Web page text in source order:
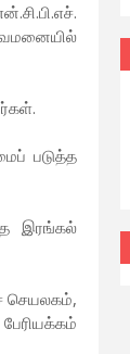
படுத்த
இரங்கல்